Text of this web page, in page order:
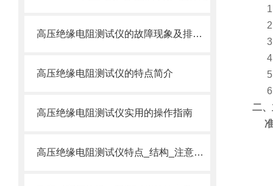
高压绝缘电阻测试仪的故障现象及排除方法
高压绝缘电阻测试仪的特点简介
高压绝缘电阻测试仪实用的操作指南
高压绝缘电阻测试仪特点_结构_注意事项
二